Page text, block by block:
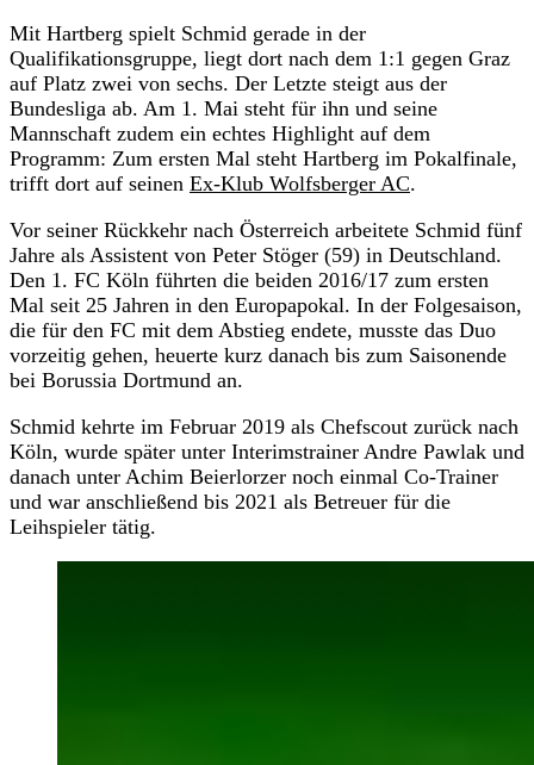
Mit Hartberg spielt Schmid gerade in der
Qualifikationsgruppe, liegt dort nach dem 1:1 gegen Graz
auf Platz zwei von sechs. Der Letzte steigt aus der
Bundesliga ab. Am 1. Mai steht für ihn und seine
Mannschaft zudem ein echtes Highlight auf dem
Programm: Zum ersten Mal steht Hartberg im Pokalfinale,
trifft dort auf seinen Ex-Klub Wolfsberger AC.
Vor seiner Rückkehr nach Österreich arbeitete Schmid fünf
Jahre als Assistent von Peter Stöger (59) in Deutschland.
Den 1. FC Köln führten die beiden 2016/17 zum ersten
Mal seit 25 Jahren in den Europapokal. In der Folgesaison,
die für den FC mit dem Abstieg endete, musste das Duo
vorzeitig gehen, heuerte kurz danach bis zum Saisonende
bei Borussia Dortmund an.
Schmid kehrte im Februar 2019 als Chefscout zurück nach
Köln, wurde später unter Interimstrainer Andre Pawlak und
danach unter Achim Beierlorzer noch einmal Co-Trainer
und war anschließend bis 2021 als Betreuer für die
Leihspieler tätig.